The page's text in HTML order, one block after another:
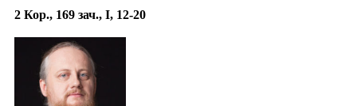
2 Кор., 169 зач., I, 12-20